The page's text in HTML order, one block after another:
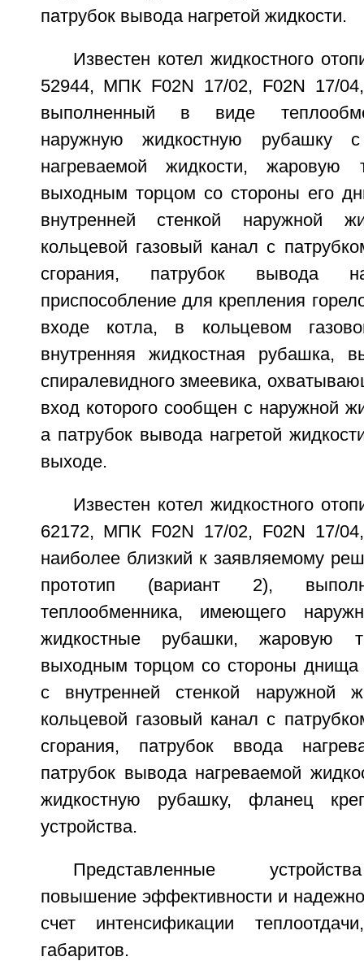
патрубок вывода нагретой жидкости.
Известен котел жидкостного
52944, МПК F02N 17/02, F02N 17/
выполненный в виде
наружную жидкостную рубашку
нагреваемой жидкости,
выходным торцом со стороны его
внутренней стенкой наружной
кольцевой газовый канал с
сгорания, патрубок вывода
приспособление для крепления
входе котла, в кольцевом
внутренняя жидкостная рубашка,
спиралевидного змеевика,
вход которого сообщен с наружной
а патрубок вывода нагретой
выходе.
Известен котел жидкостного
62172, МПК F02N 17/02, F02N 17/
наиболее близкий к заявляемому
прототип (вариант 2),
теплообменника, имеющего
жидкостные рубашки, жаровую
выходным торцом со стороны днища
с внутренней стенкой наружной
кольцевой газовый канал с
сгорания, патрубок ввода
патрубок вывода нагреваемой
жидкостную рубашку, фланец
устройства.
Представленные
повышение эффективности и
счет интенсификации
габаритов.